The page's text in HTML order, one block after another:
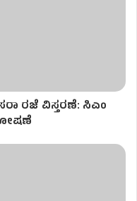
ರಜೆ ವಿಸ್ತರಣೆ: ಸಿಎಂ